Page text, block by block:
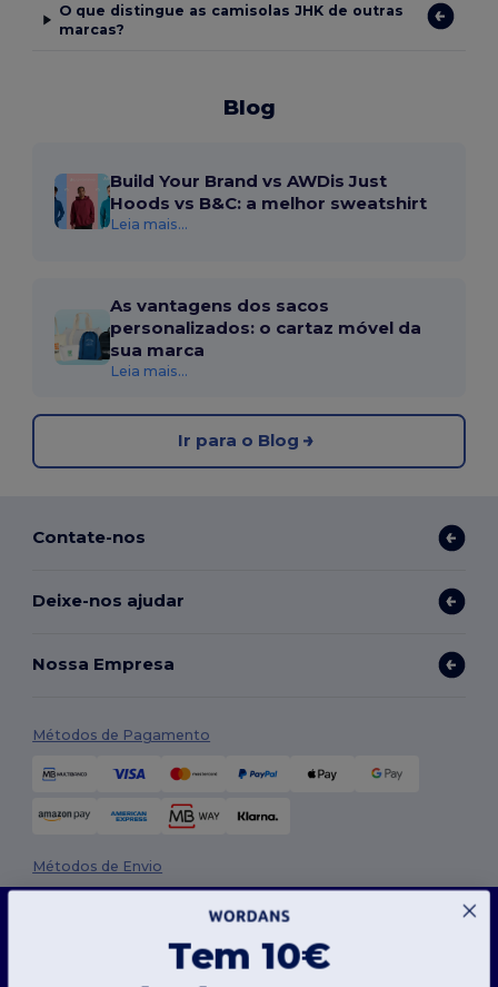
O que distingue as camisolas JHK de outras
marcas?
Blog
Build Your Brand vs AWDis Just
Hoods vs B&C: a melhor sweatshirt
Leia mais...
As vantagens dos sacos
personalizados: o cartaz móvel da
sua marca
Leia mais...
Ir para o Blog
Contate-nos
Deixe-nos ajudar
Nossa Empresa
Métodos de Pagamento
Métodos de Envio
Este site usa cookies
lembrar as suas preferências, analisar o desempenho do site e garantir uma
experiência de navegação fluida e personalizada, incluindo conteúdos personalizados,
Tem 10€